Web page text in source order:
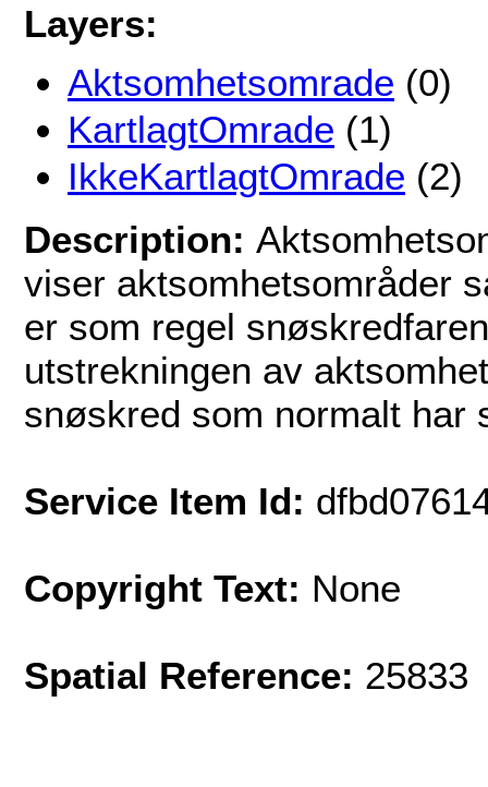
Layers:
Aktsomhetsomrade (0)
KartlagtOmrade (1)
IkkeKartlagtOmrade (2)
Description:
viser aktsomhetsområder
er som regel
utstrekningen av
snøskred som normalt har
Service Item Id:
Copyright Text: None
Spatial Reference: 25833